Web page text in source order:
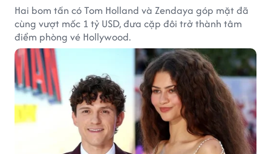
Hai bom tấn có Tom Holland và Zendaya góp mặt đã
cùng vượt mốc 1 tỷ USD, đưa cặp đôi trở thành tâm
điểm phòng vé Hollywood.